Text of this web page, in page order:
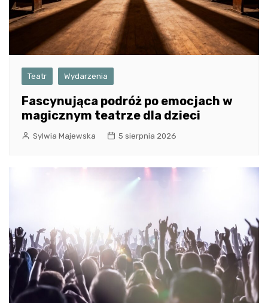
Teatr Wydarzenia
Fascynująca podróż po emocjach w
magicznym teatrze dla dzieci
Sylwia Majewska 5 sierpnia 2026